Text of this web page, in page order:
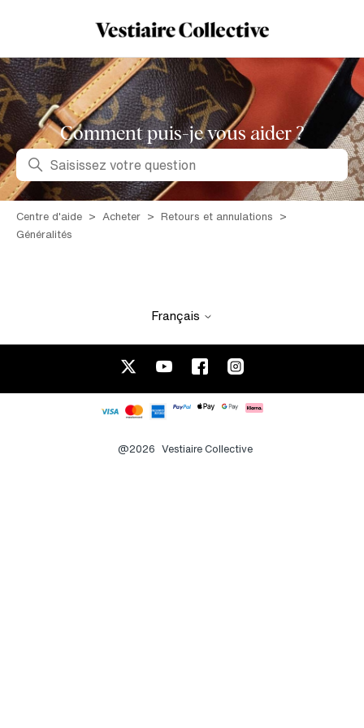
Comment puis-je vous aider ?
Recherche
Centre d'aide Acheter
Retours et annulations
Généralités
Français
@2026 Vestiaire Collective